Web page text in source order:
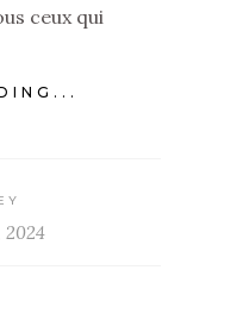
ceux qui
2024